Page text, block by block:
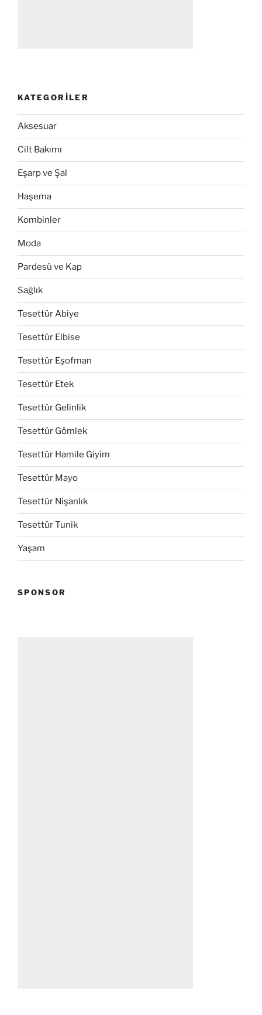
KATEGORILER
Aksesuar
Cilt Bakımı
Eşarp ve Şal
Haşema
Kombinler
Moda
Pardesü ve Kap
Sağlık
Tesettür Abiye
Tesettür Elbise
Tesettür Eşofman
Tesettür Etek
Tesettür Gelinlik
Tesettür Gömlek
Tesettür Hamile Giyim
Tesettür Mayo
Tesettür Nişanlık
Tesettür Tunik
Yaşam
SPONSOR